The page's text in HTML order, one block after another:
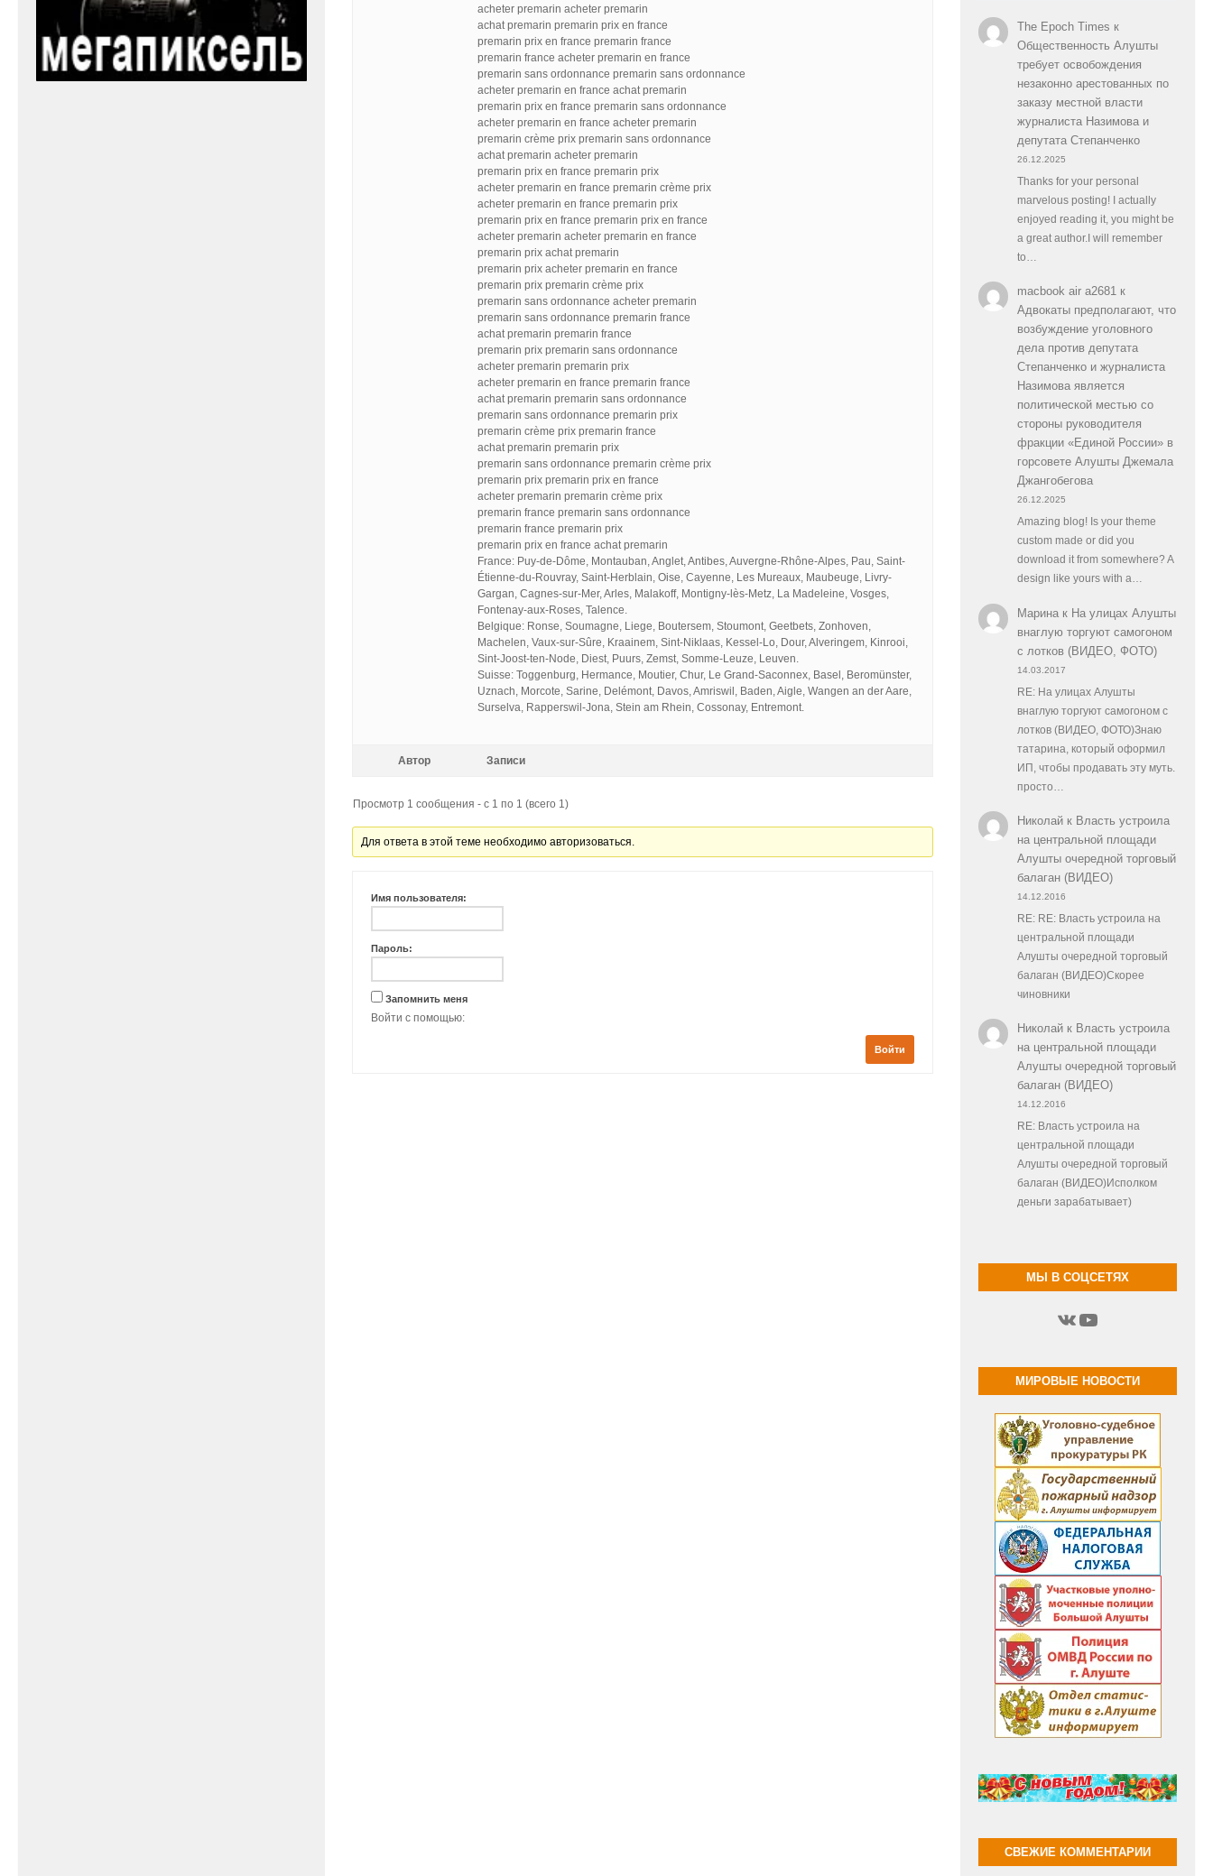
acheter premarin acheter premarin
achat premarin premarin prix en france
premarin prix en france premarin france
premarin france acheter premarin en france
premarin sans ordonnance premarin sans ordonnance
acheter premarin en france achat premarin
premarin prix en france premarin sans ordonnance
acheter premarin en france acheter premarin
premarin crème prix premarin sans ordonnance
achat premarin acheter premarin
premarin prix en france premarin prix
acheter premarin en france premarin crème prix
acheter premarin en france premarin prix
premarin prix en france premarin prix en france
acheter premarin acheter premarin en france
premarin prix achat premarin
premarin prix acheter premarin en france
premarin prix premarin crème prix
premarin sans ordonnance acheter premarin
premarin sans ordonnance premarin france
achat premarin premarin france
premarin prix premarin sans ordonnance
acheter premarin premarin prix
acheter premarin en france premarin france
achat premarin premarin sans ordonnance
premarin sans ordonnance premarin prix
premarin crème prix premarin france
achat premarin premarin prix
premarin sans ordonnance premarin crème prix
premarin prix premarin prix en france
acheter premarin premarin crème prix
premarin france premarin sans ordonnance
premarin france premarin prix
premarin prix en france achat premarin
France: Puy-de-Dôme, Montauban, Anglet, Antibes, Auvergne-Rhône-Alpes, Pau, Saint-
Étienne-du-Rouvray, Saint-Herblain, Oise, Cayenne, Les Mureaux, Maubeuge, Livry-
Gargan, Cagnes-sur-Mer, Arles, Malakoff, Montigny-lès-Metz, La Madeleine, Vosges,
Fontenay-aux-Roses, Talence.
Belgique: Ronse, Soumagne, Liege, Boutersem, Stoumont, Geetbets, Zonhoven,
Machelen, Vaux-sur-Sûre, Kraainem, Sint-Niklaas, Kessel-Lo, Dour, Alveringem, Kinrooi,
Sint-Joost-ten-Node, Diest, Puurs, Zemst, Somme-Leuze, Leuven.
Suisse: Toggenburg, Hermance, Moutier, Chur, Le Grand-Saconnex, Basel, Beromünster,
Uznach, Morcote, Sarine, Delémont, Davos, Amriswil, Baden, Aigle, Wangen an der Aare,
Surselva, Rapperswil-Jona, Stein am Rhein, Cossonay, Entremont.
Автор Записи
Просмотр 1 сообщения - с 1 по 1 (всего 1)
Для ответа в этой теме необходимо авторизоваться.
Имя пользователя:
Пароль:
Запомнить меня
Войти с помощью:
Войти
The Epoch Times к
Общественность Алушты
требует освобождения
незаконно арестованных по
заказу местной власти
журналиста Назимова и
депутата Степанченко
26.12.2025
Thanks for your personal
marvelous posting! I actually
enjoyed reading it, you might be
a great author.I will remember
to…
macbook air a2681к
Адвокаты предполагают, что
возбуждение уголовного
дела против депутата
Степанченко и журналиста
Назимова является
политической местью со
стороны руководителя
фракции «Единой России» в
горсовете Алушты Джемала
Джангобегова
26.12.2025
Amazing blog! Is your theme
custom made or did you
download it from somewhere? A
design like yours with a…
Маринак На улицах Алушты
внаглую торгуют самогоном
с лотков (ВИДЕО, ФОТО)
14.03.2017
RE: На улицах Алушты
внаглую торгуют самогоном с
лотков (ВИДЕО, ФОТО)Знаю
татарина, который оформил
ИП, чтобы продавать эту муть.
просто…
Николайк Власть устроила
на центральной площади
Алушты очередной торговый
балаган (ВИДЕО)
14.12.2016
RE: RE: Власть устроила на
центральной площади
Алушты очередной торговый
балаган (ВИДЕО)Скорее
чиновники
Николайк Власть устроила
на центральной площади
Алушты очередной торговый
балаган (ВИДЕО)
14.12.2016
RE: Власть устроила на
центральной площади
Алушты очередной торговый
балаган (ВИДЕО)Исполком
деньги зарабатывает)
МЫ В СОЦСЕТЯХ
ВКонтакте
YouTube
МИРОВЫЕ НОВОСТИ
СВЕЖИЕ КОММЕНТАРИИ